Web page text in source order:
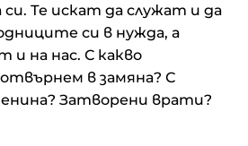
Те искат да служат и да
си в нужда, а
и на нас. С какво
в замяна? С
Затворени врати?